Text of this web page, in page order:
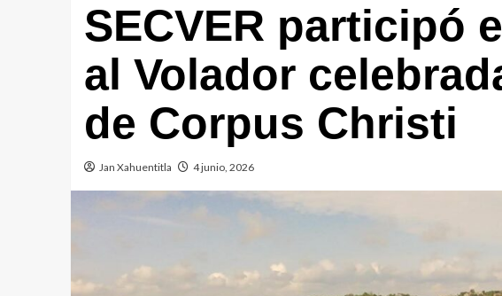
SECVER participó
al Volador
de Corpus Christi
Jan Xahuentitla 4 junio, 2026